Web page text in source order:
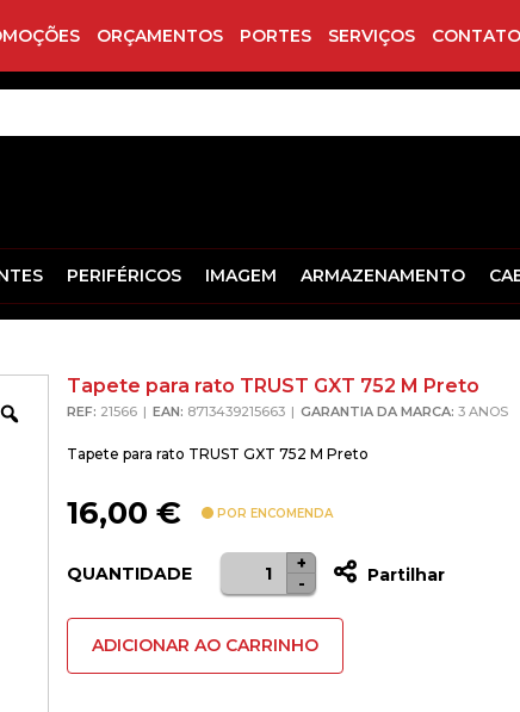
ORÇAMENTOS PORTES SERVIÇOS
PERIFÉRICOS IMAGEM ARMAZENAMENTO
Zoom
Tapete para rato TRUST GXT 752 M Preto
REF: 21566 EAN: 8713439215663 GARANTIA DA MARCA: 3 ANOS
Tapete para rato TRUST GXT 752 M Preto
16,00 € POR ENCOMENDA
QUANTIDADE
Quantidade
de
Tapete
para
-
+
Partilhar
ADICIONAR AO CARRINHO